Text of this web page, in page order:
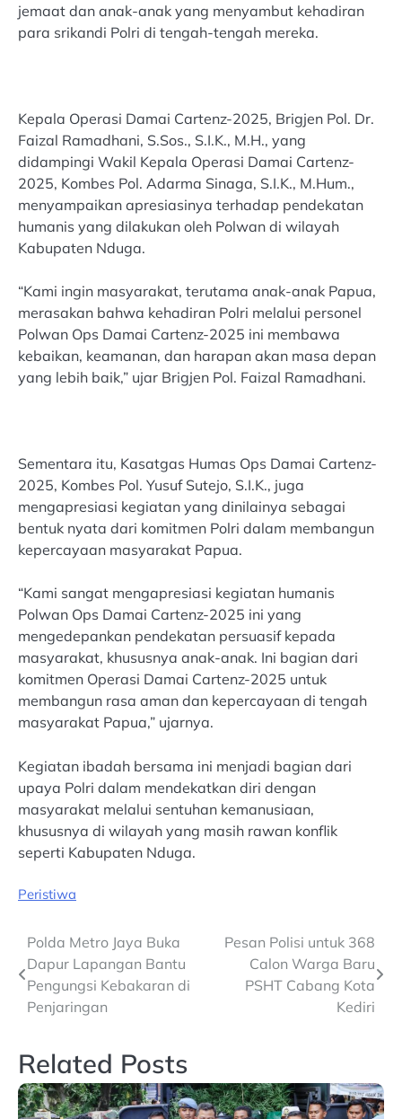
jemaat dan anak-anak yang menyambut kehadiran
para srikandi Polri di tengah-tengah mereka.
Kepala Operasi Damai Cartenz-2025, Brigjen Pol. Dr.
Faizal Ramadhani, S.Sos., S.I.K., M.H., yang
didampingi Wakil Kepala Operasi Damai Cartenz-
2025, Kombes Pol. Adarma Sinaga, S.I.K., M.Hum.,
menyampaikan apresiasinya terhadap pendekatan
humanis yang dilakukan oleh Polwan di wilayah
Kabupaten Nduga.
“Kami ingin masyarakat, terutama anak-anak Papua,
merasakan bahwa kehadiran Polri melalui personel
Polwan Ops Damai Cartenz-2025 ini membawa
kebaikan, keamanan, dan harapan akan masa depan
yang lebih baik,” ujar Brigjen Pol. Faizal Ramadhani.
Sementara itu, Kasatgas Humas Ops Damai Cartenz-
2025, Kombes Pol. Yusuf Sutejo, S.I.K., juga
mengapresiasi kegiatan yang dinilainya sebagai
bentuk nyata dari komitmen Polri dalam membangun
kepercayaan masyarakat Papua.
“Kami sangat mengapresiasi kegiatan humanis
Polwan Ops Damai Cartenz-2025 ini yang
mengedepankan pendekatan persuasif kepada
masyarakat, khususnya anak-anak. Ini bagian dari
komitmen Operasi Damai Cartenz-2025 untuk
membangun rasa aman dan kepercayaan di tengah
masyarakat Papua,” ujarnya.
Kegiatan ibadah bersama ini menjadi bagian dari
upaya Polri dalam mendekatkan diri dengan
masyarakat melalui sentuhan kemanusiaan,
khususnya di wilayah yang masih rawan konflik
seperti Kabupaten Nduga.
Peristiwa
Post
navigation
Polda Metro Jaya Buka
Dapur Lapangan Bantu
Pengungsi Kebakaran di
Penjaringan
Pesan Polisi untuk 368
Calon Warga Baru
PSHT Cabang Kota
Kediri
Related Posts